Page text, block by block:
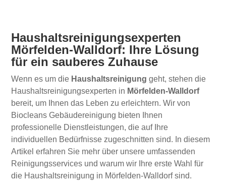
Haushaltsreinigungsexperten
Mörfelden-Walldorf: Ihre Lösung
für ein sauberes Zuhause
Wenn es um die Haushaltsreinigung geht, stehen die
Haushaltsreinigungsexperten in Mörfelden-Walldorf
bereit, um Ihnen das Leben zu erleichtern. Wir von
Biocleans Gebäudereinigung bieten Ihnen
professionelle Dienstleistungen, die auf Ihre
individuellen Bedürfnisse zugeschnitten sind. In diesem
Artikel erfahren Sie mehr über unsere umfassenden
Reinigungsservices und warum wir Ihre erste Wahl für
die Haushaltsreinigung in Mörfelden-Walldorf sind.